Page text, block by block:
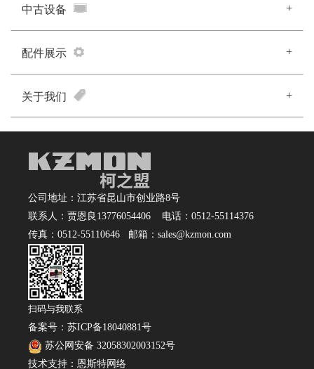
中古设备 +
配件展示 +
关于我们 +
公司地址：江苏省昆山市创业路8号
联系人：贾恩良13776054406 电话：0512-55114376
传真：0512-55110646 邮箱：sales@kzmon.com
扫码与我联系
备案号： 苏ICP备18040881号
苏公网安备 32058302003152号
技术支持： 恩斯特网络